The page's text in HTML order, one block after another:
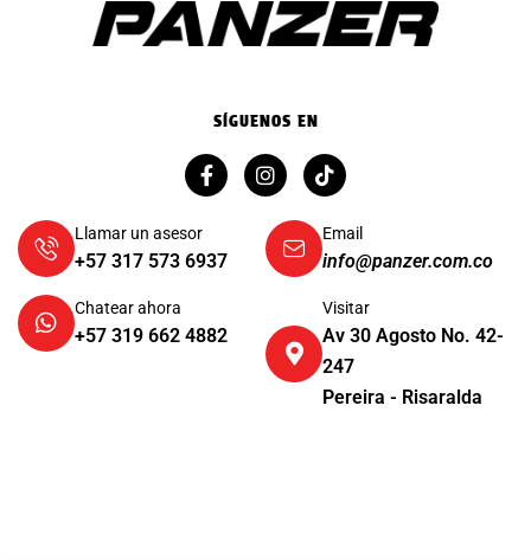
SÍGUENOS EN
Llamar un asesor
+57 317 573 6937
Chatear ahora
+57 319 662 4882
Email
info@panzer.com.co
Visitar
Av 30 Agosto No. 42-
247
Pereira - Risaralda